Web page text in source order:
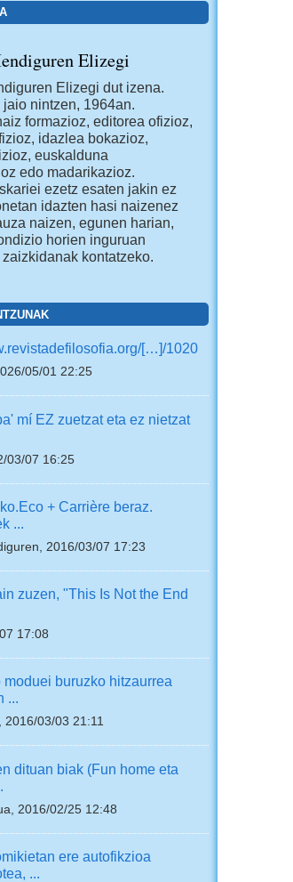
Elizegi
Elizegi dut izena.
nintzen, 1964an.
formazioz, editorea ofizioz,
idazlea bokazioz,
euskalduna
edo madarikazioz.
ezetz esaten jakin ez
idazten hasi naizenez
naizen, egunen harian,
horien inguruan
kontatzeko.
[…]/1020
05/01 22:25
mí EZ zuetzat eta ez nietzat
03/07 16:25
+ Carrière beraz.
...
2016/03/07 17:23
zuzen, "This Is Not the End
17:08
moduei buruzko hitzaurrea
...
2016/03/03 21:11
dituan biak (Fun home eta
2016/02/25 12:48
ere autofikzioa
...